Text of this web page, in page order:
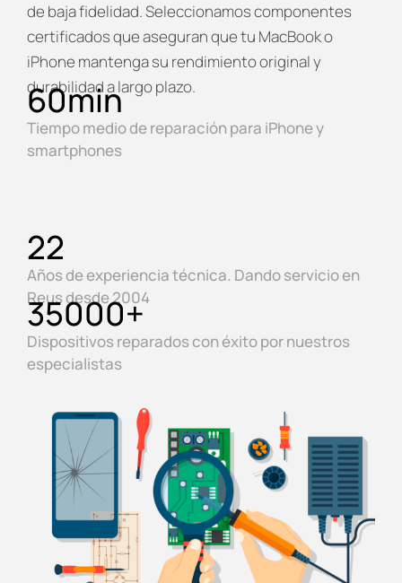
de baja fidelidad. Seleccionamos componentes
certificados que aseguran que tu MacBook o
iPhone mantenga su rendimiento original y
durabilidad a largo plazo.
Tiempo medio de reparación para iPhone y
smartphones
60min
Años de experiencia técnica. Dando servicio en
Reus desde 2004
22
Dispositivos reparados con éxito por nuestros
especialistas
35000+